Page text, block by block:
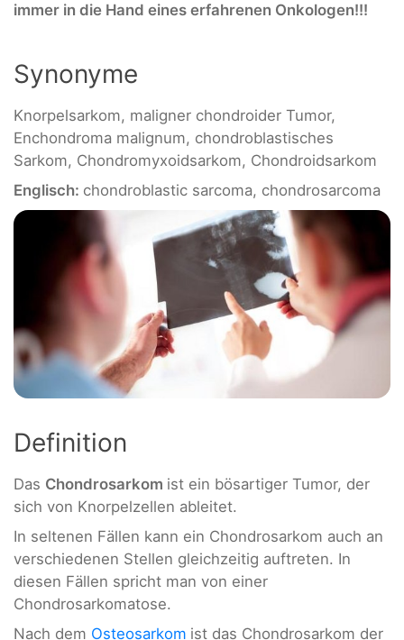
immer in die Hand eines erfahrenen Onkologen!!!
Synonyme
Knorpelsarkom, maligner chondroider Tumor,
Enchondroma malignum, chondroblastisches
Sarkom, Chondromyxoidsarkom, Chondroidsarkom
Englisch: chondroblastic sarcoma, chondrosarcoma
Definition
Das Chondrosarkom ist ein bösartiger Tumor, der
sich von Knorpelzellen ableitet.
In seltenen Fällen kann ein Chondrosarkom auch an
verschiedenen Stellen gleichzeitig auftreten. In
diesen Fällen spricht man von einer
Chondrosarkomatose.
Nach dem Osteosarkom ist das Chondrosarkom der